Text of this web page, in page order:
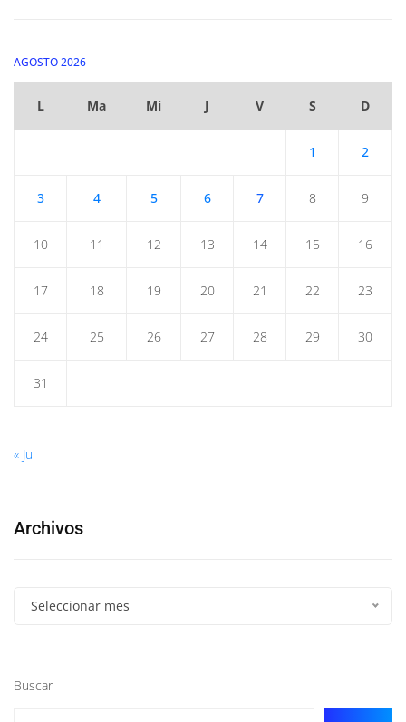
AGOSTO 2026
L Ma Mi J V S D
1 2
3 4 5 6 7 8 9
10 11 12 13 14 15 16
17 18 19 20 21 22 23
24 25 26 27 28 29 30
31
« Jul
Archivos
Seleccionar mes
Buscar